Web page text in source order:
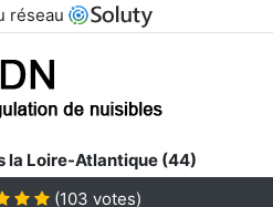
réseau
la Loire-Atlantique (44)
(103 votes)